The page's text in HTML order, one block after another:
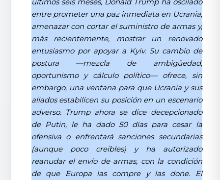
entre prometer una paz inmediata en Ucrania,
amenazar con cortar el suministro de armas y,
más recientemente, mostrar un renovado
entusiasmo por apoyar a Kyiv. Su cambio de
postura —mezcla de ambigüedad,
oportunismo y cálculo político— ofrece, sin
embargo, una ventana para que Ucrania y sus
aliados estabilicen su posición en un escenario
adverso. Trump ahora se dice decepcionado
de Putin, le ha dado 50 días para cesar la
ofensiva o enfrentará sanciones secundarias
(aunque poco creíbles) y ha autorizado
reanudar el envío de armas, con la condición
de que Europa las compre y las done. El